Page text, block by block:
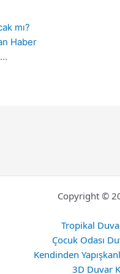
mı?
Haber
Copyright ©
Tropikal
Çocuk Odası
Kendinden
3D Duvar